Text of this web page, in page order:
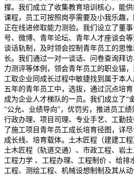
撑。我们成立了收集教育培训核心，能
课程，员工可按照岗亭需要及小我乐趣
正在线进修取能力测验。我们设立了董
号、微博、青年论坛、青年人才座谈会
谈话轨制，及时领会控制青年员工的思
长。我们通过一对一谈话、问卷查询拜
力测评等体例，领会青年员工的职业锚
工取企业同成长过程中敏捷找到属于本
五年的青年员工中，选拔，通过沉点培
成为企业人才梯队的一员。我们成立了“
“公允、业绩导向”，优罚劣，推进员工
行政办理、项目司理、专业手艺、工勤
了施工项目青年员工成长培育径图，详
成长线、培育载体。土木匠程（建建工
土木匠程（轨道交通）、市政工程、岩
工程力学 、工程办理、工程制价 、给排
工程、测绘工程、机械设想制制及其从